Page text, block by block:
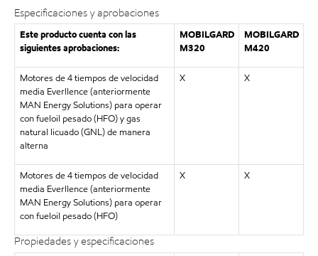
Especificaciones y aprobaciones
Este producto cuenta con las
siguientes aprobaciones:
MOBILGARD
M320
MOBILGARD
M420
Motores de 4 tiempos de velocidad
media Everllence (anteriormente
MAN Energy Solutions) para operar
con fueloil pesado (HFO) y gas
natural licuado (GNL) de manera
alterna
X X
Motores de 4 tiempos de velocidad
media Everllence (anteriormente
MAN Energy Solutions) para operar
con fueloil pesado (HFO)
X X
Propiedades y especificaciones